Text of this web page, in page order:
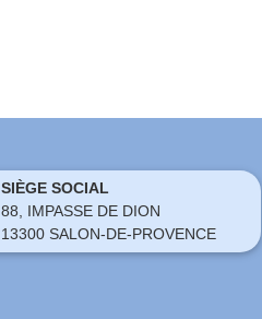
SIÈGE SOCIAL
88, IMPASSE DE DION
13300 SALON-DE-PROVENCE